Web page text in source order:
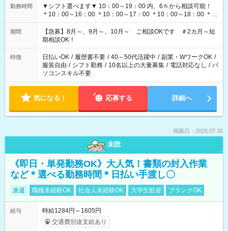
勤務時間
▼シフト選べます▼ 10：00～19：00 内、6ｈから相談可能！
＊10：00～16：00 ＊10：00～17：00 ＊10：00～18：00 ＊
11：00～19：00 ＊12：00～19：00 ＊13：00～19：00
期間
【急募】8月～、9月～、10月～ ご相談OKです ＃2カ月～短
期相談OK！
特徴 日払いOK / 履歴書不要 / 40～50代活躍中 / 副業・WワークOK /
服装自由 / シフト勤務 / 10名以上の大量募集 / 電話対応なし / パ
ソコンスキル不要
気になる！ 応募する 詳細へ
掲載日：2026.07.30
未読
《即日・単発勤務OK》大人気！書類の封入作業
など＊選べる勤務時間＊日払い手渡し〇
派遣 職種未経験OK 社会人未経験OK 大学生歓迎 ブランクOK
給与
時給1284円～1605円
交通費別途支給あり